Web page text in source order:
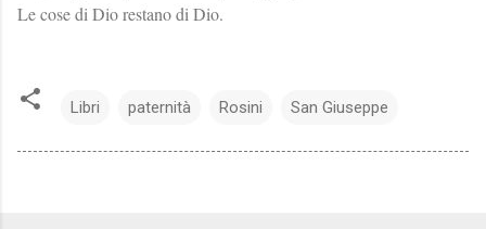
Le cose di Dio restano di Dio.
Libri paternità Rosini San Giuseppe